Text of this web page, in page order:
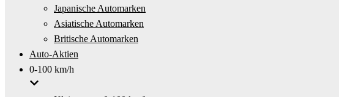
Japanische Automarken
Asiatische Automarken
Britische Automarken
Auto-Aktien
0-100 km/h